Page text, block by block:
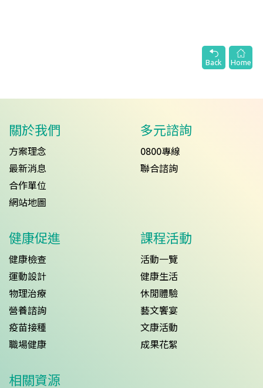
Back Home
關於我們
方案理念
最新消息
合作單位
網站地圖
多元諮詢
0800專線
聯合諮詢
健康促進
健康檢查
運動設計
物理治療
營養諮詢
疫苗接種
職場健康
課程活動
活動一覽
健康生活
休閒體驗
藝文饗宴
文康活動
成果花絮
相關資源